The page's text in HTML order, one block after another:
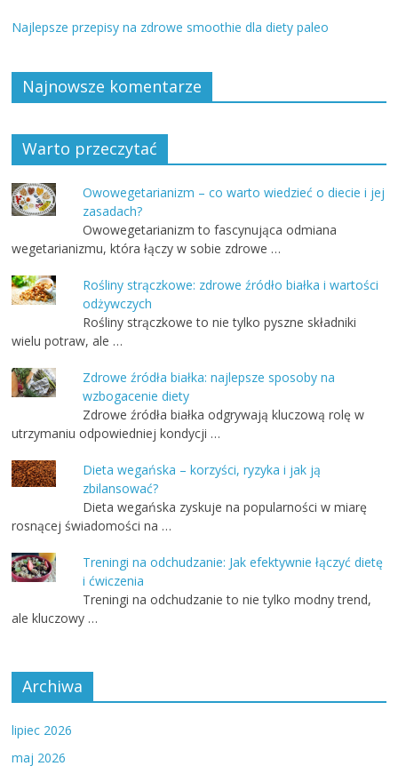
Najlepsze przepisy na zdrowe smoothie dla diety paleo
Najnowsze komentarze
Warto przeczytać
Owowegetarianizm – co warto wiedzieć o diecie i jej
zasadach?
Owowegetarianizm to fascynująca odmiana
wegetarianizmu, która łączy w sobie zdrowe …
Rośliny strączkowe: zdrowe źródło białka i wartości
odżywczych
Rośliny strączkowe to nie tylko pyszne składniki
wielu potraw, ale …
Zdrowe źródła białka: najlepsze sposoby na
wzbogacenie diety
Zdrowe źródła białka odgrywają kluczową rolę w
utrzymaniu odpowiedniej kondycji …
Dieta wegańska – korzyści, ryzyka i jak ją
zbilansować?
Dieta wegańska zyskuje na popularności w miarę
rosnącej świadomości na …
Treningi na odchudzanie: Jak efektywnie łączyć dietę
i ćwiczenia
Treningi na odchudzanie to nie tylko modny trend,
ale kluczowy …
Archiwa
lipiec 2026
maj 2026